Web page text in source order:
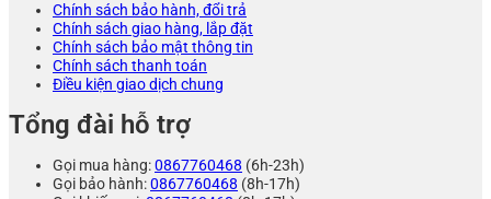
Chính sách bảo hành, đổi trả
Chính sách giao hàng, lắp đặt
Chính sách bảo mật thông tin
Chính sách thanh toán
Điều kiện giao dịch chung
Tổng đài hỗ trợ
Gọi mua hàng:0867760468 (6h-23h)
Gọi bảo hành:0867760468 (8h-17h)